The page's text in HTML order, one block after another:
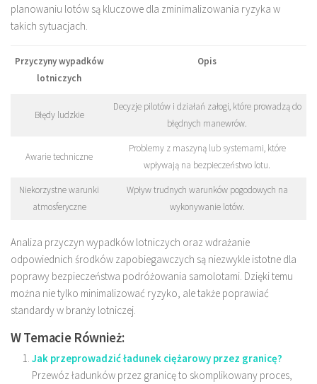
planowaniu lotów są kluczowe dla zminimalizowania ryzyka w
takich sytuacjach.
Przyczyny wypadków
lotniczych
Opis
Błędy ludzkie
Decyzje pilotów i działań załogi, które prowadzą do
błędnych manewrów.
Awarie techniczne
Problemy z maszyną lub systemami, które
wpływają na bezpieczeństwo lotu.
Niekorzystne warunki
atmosferyczne
Wpływ trudnych warunków pogodowych na
wykonywanie lotów.
Analiza przyczyn wypadków lotniczych oraz wdrażanie
odpowiednich środków zapobiegawczych są niezwykle istotne dla
poprawy bezpieczeństwa podróżowania samolotami. Dzięki temu
można nie tylko minimalizować ryzyko, ale także poprawiać
standardy w branży lotniczej.
W Temacie Również:
Jak przeprowadzić ładunek ciężarowy przez granicę?
Przewóz ładunków przez granicę to skomplikowany proces,